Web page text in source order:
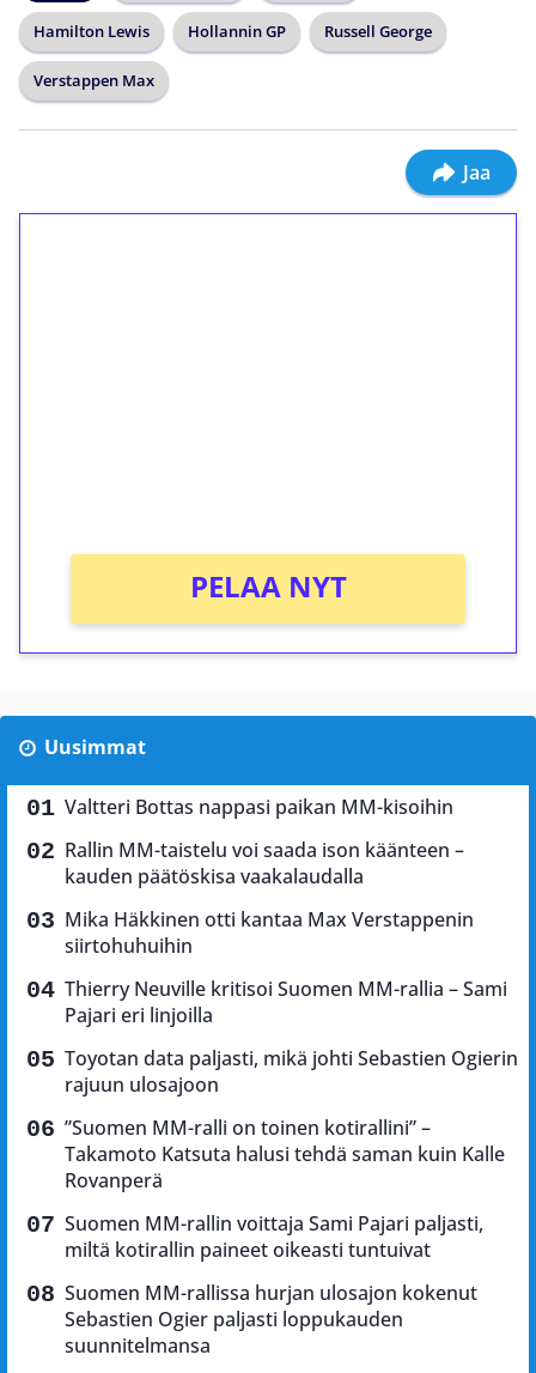
Hamilton Lewis Hollannin GP Russell George
Verstappen Max
Jaa
PELAA NYT
Uusimmat
Valtteri Bottas nappasi paikan MM-kisoihin
Rallin MM-taistelu voi saada ison käänteen –
kauden päätöskisa vaakalaudalla
Mika Häkkinen otti kantaa Max Verstappenin
siirtohuhuihin
Thierry Neuville kritisoi Suomen MM-rallia – Sami
Pajari eri linjoilla
Toyotan data paljasti, mikä johti Sebastien Ogierin
rajuun ulosajoon
”Suomen MM-ralli on toinen kotirallini” –
Takamoto Katsuta halusi tehdä saman kuin Kalle
Rovanperä
Suomen MM-rallin voittaja Sami Pajari paljasti,
miltä kotirallin paineet oikeasti tuntuivat
Suomen MM-rallissa hurjan ulosajon kokenut
Sebastien Ogier paljasti loppukauden
suunnitelmansa